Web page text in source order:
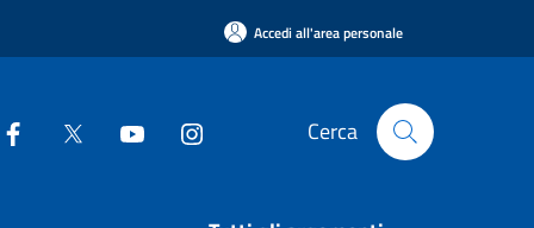
Accedi all'area personale
Cerca